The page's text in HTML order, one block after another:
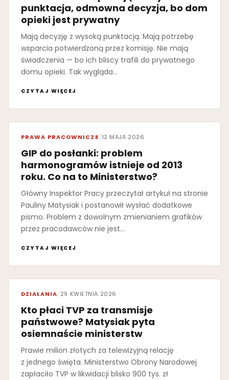
punktacja, odmowna decyzja, bo dom
opieki jest prywatny
Mają decyzję z wysoką punktacją. Mają potrzebę
wsparcia potwierdzoną przez komisję. Nie mają
świadczenia — bo ich bliscy trafili do prywatnego
domu opieki. Tak wygląda…
CZYTAJ WIĘCEJ
PRAWA PRACOWNICZE/12 MAJA 2026
GIP do posłanki: problem
harmonogramów istnieje od 2013
roku. Co na to Ministerstwo?
Główny Inspektor Pracy przeczytał artykuł na stronie
Pauliny Matysiak i postanowił wysłać dodatkowe
pismo. Problem z dowolnym zmienianiem grafików
przez pracodawców nie jest…
CZYTAJ WIĘCEJ
DZIAŁANIA/29 KWIETNIA 2026
Kto płaci TVP za transmisje
państwowe? Matysiak pyta
osiemnaście ministerstw
Prawie milion złotych za telewizyjną relację
z jednego święta. Ministerstwo Obrony Narodowej
zapłaciło TVP w likwidacji blisko 900 tys. zł